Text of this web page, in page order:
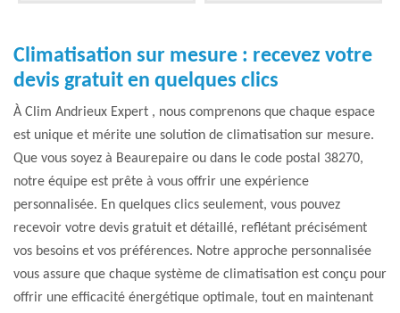
Climatisation sur mesure : recevez votre
devis gratuit en quelques clics
À Clim Andrieux Expert , nous comprenons que chaque espace
est unique et mérite une solution de climatisation sur mesure.
Que vous soyez à Beaurepaire ou dans le code postal 38270,
notre équipe est prête à vous offrir une expérience
personnalisée. En quelques clics seulement, vous pouvez
recevoir votre devis gratuit et détaillé, reflétant précisément
vos besoins et vos préférences. Notre approche personnalisée
vous assure que chaque système de climatisation est conçu pour
offrir une efficacité énergétique optimale, tout en maintenant